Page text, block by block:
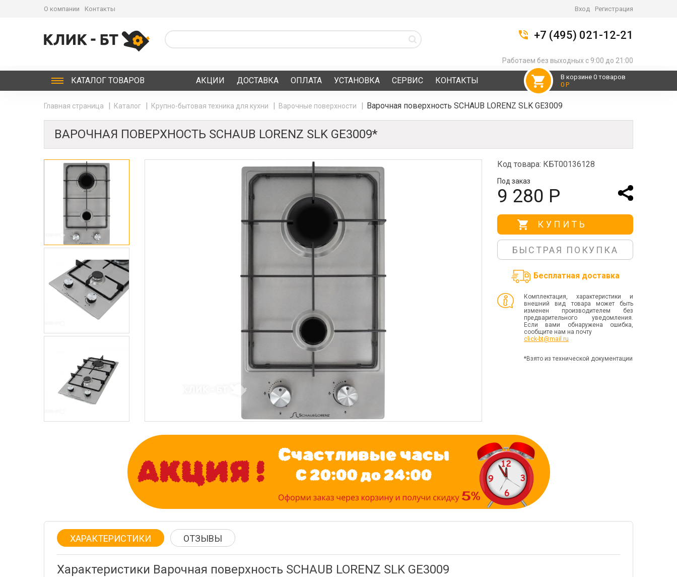
О компании Контакты Вход Регистрация
+7 (495) 021-12-21
Работаем без выходных с 9:00 до 21:00
КАТАЛОГ ТОВАРОВ
В корзине 0 товаров
0 Р
АКЦИИ ДОСТАВКА ОПЛАТА УСТАНОВКА СЕРВИС КОНТАКТЫ
Главная страница Каталог Крупно-бытовая техника для кухни Варочные поверхности Варочная поверхность SCHAUB LORENZ SLK GE3009
ВАРОЧНАЯ ПОВЕРХНОСТЬ SCHAUB LORENZ SLK GE3009*
Код товара: КБТ00136128
Под заказ
9 280 Р
КУПИТЬ
БЫСТРАЯ ПОКУПКА
Бесплатная доставка
Комплектация, характеристики и
внешний вид товара может быть
изменен производителем без
предварительного уведомления.
Если вами обнаружена ошибка,
сообщите нам на почту
click-bt@mail.ru
*Взято из технической документации
ХАРАКТЕРИСТИКИ ОТЗЫВЫ
Характеристики Варочная поверхность SCHAUB LORENZ SLK GE3009